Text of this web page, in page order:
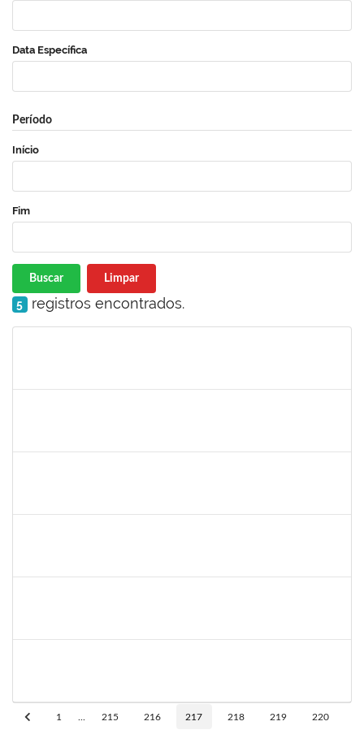
Data Específica
Período
Início
Fim
Buscar Limpar
5 registros encontrados.
1 215 216 217 218 219 220